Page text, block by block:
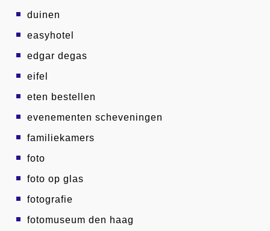
duinen
easyhotel
edgar degas
eifel
eten bestellen
evenementen scheveningen
familiekamers
foto
foto op glas
fotografie
fotomuseum den haag